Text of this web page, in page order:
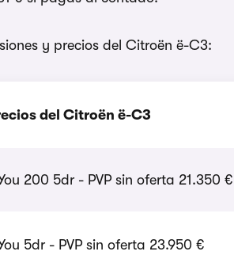
y precios del Citroën ë-C3:
del Citroën ë-C3
200 5dr - PVP sin oferta 21.350 €
5dr - PVP sin oferta 23.950 €